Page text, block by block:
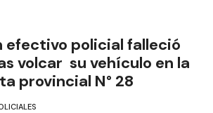
efectivo policial falleció
volcar su vehículo en la
provincial N° 28